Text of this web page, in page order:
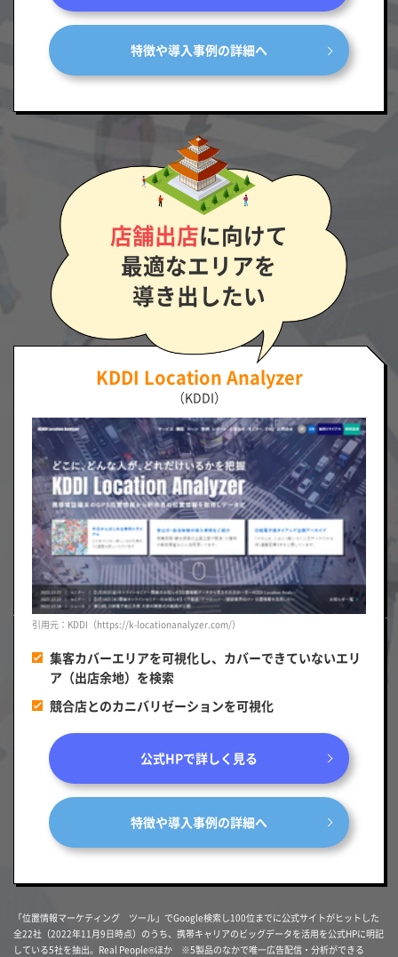
特徴や導入事例の詳細へ
店舗出店に向けて
最適なエリアを
導き出したい
KDDI Location Analyzer
（KDDI）
引用元：KDDI（https://k-locationanalyzer.com/）
集客カバーエリアを可視化し、カバーできていないエリ
ア（出店余地）を検索
競合店とのカニバリゼーションを可視化
公式HPで詳しく見る
特徴や導入事例の詳細へ
「位置情報マーケティング ツール」でGoogle検索し100位までに公式サイトがヒットした
全22社（2022年11月9日時点）のうち、携帯キャリアのビッグデータを活用を公式HPに明記
している5社を抽出。Real People®ほか ※5製品のなかで唯一広告配信・分析ができる